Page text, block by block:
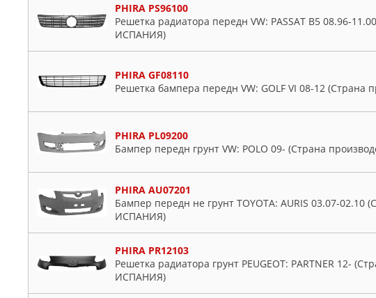
PHIRA PS96100
Решетка радиатора передн VW: PASSAT B5 08.96-
ИСПАНИЯ)
PHIRA GF08110
Решетка бампера передн VW: GOLF VI 08-12 (Страна
PHIRA PL09200
Бампер передн грунт VW: POLO 09- (Страна
PHIRA AU07201
Бампер передн не грунт TOYOTA: AURIS 03.07-02.10
ИСПАНИЯ)
PHIRA PR12103
Решетка радиатора грунт PEUGEOT: PARTNER 12-
ИСПАНИЯ)